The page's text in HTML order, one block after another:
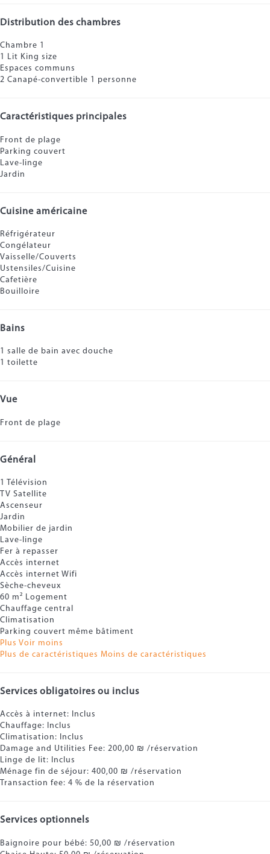
Distribution des chambres
Chambre 1
1 Lit King size
Espaces communs
2 Canapé-convertible 1 personne
Caractéristiques principales
Front de plage
Parking couvert
Lave-linge
Jardin
Cuisine américaine
Réfrigérateur
Congélateur
Vaisselle/Couverts
Ustensiles/Cuisine
Cafetière
Bouilloire
Bains
1 salle de bain avec douche
1 toilette
Vue
Front de plage
Général
1 Télévision
TV Satellite
Ascenseur
Jardin
Mobilier de jardin
Lave-linge
Fer à repasser
Accès internet
Accès internet Wifi
Sèche-cheveux
60 m² Logement
Chauffage central
Climatisation
Parking couvert même bâtiment
Plus Voir moins
Plus de caractéristiques Moins de caractéristiques
Services obligatoires ou inclus
Accès à internet: Inclus
Chauffage: Inclus
Climatisation: Inclus
Damage and Utilities Fee: 200,00 ₪ /réservation
Linge de lit: Inclus
Ménage fin de séjour: 400,00 ₪ /réservation
Transaction fee: 4 % de la réservation
Services optionnels
Baignoire pour bébé: 50,00 ₪ /réservation